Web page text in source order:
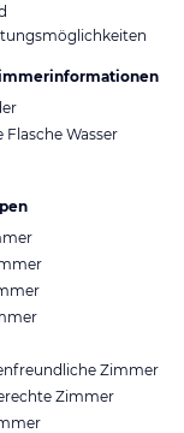
Flasche Wasser
Zimmer
Zimmer